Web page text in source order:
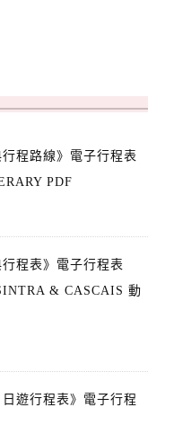
程路線》電子行程表
PDF
程表》電子行程表
& CASCAIS 動
遊行程表》電子行程